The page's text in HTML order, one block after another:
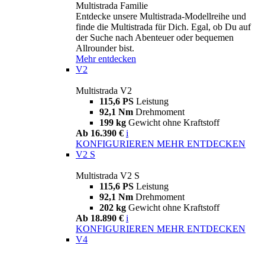
Multistrada Familie
Entdecke unsere Multistrada-Modellreihe und
finde die Multistrada für Dich. Egal, ob Du auf
der Suche nach Abenteuer oder bequemen
Allrounder bist.
Mehr entdecken
V2
Multistrada V2
115,6 PS Leistung
92,1 Nm Drehmoment
199 kg Gewicht ohne Kraftstoff
Ab 16.390 € i
KONFIGURIEREN MEHR ENTDECKEN
V2 S
Multistrada V2 S
115,6 PS Leistung
92,1 Nm Drehmoment
202 kg Gewicht ohne Kraftstoff
Ab 18.890 € i
KONFIGURIEREN MEHR ENTDECKEN
V4